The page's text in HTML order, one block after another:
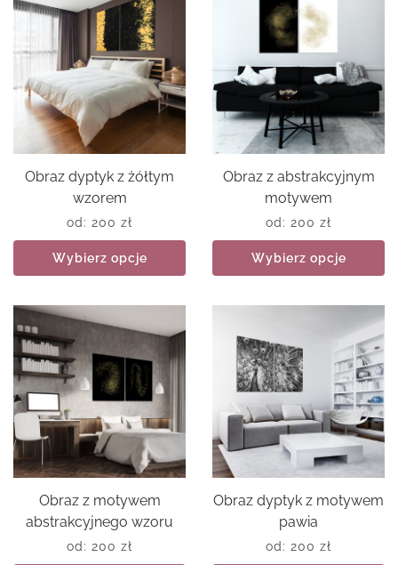
Obraz dyptyk z żółtym
wzorem
od: 200 zł
Wybierz opcje
Obraz z abstrakcyjnym
motywem
od: 200 zł
Wybierz opcje
Obraz z motywem
abstrakcyjnego wzoru
od: 200 zł
Obraz dyptyk z motywem
pawia
od: 200 zł